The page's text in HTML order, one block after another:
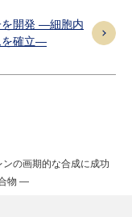
を開発 ―細胞内
を確立―
ンの画期的な合成に成功
物 ―